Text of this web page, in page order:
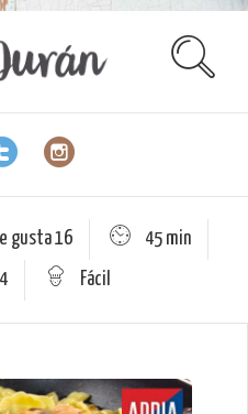
gusta16 45 min
Fácil